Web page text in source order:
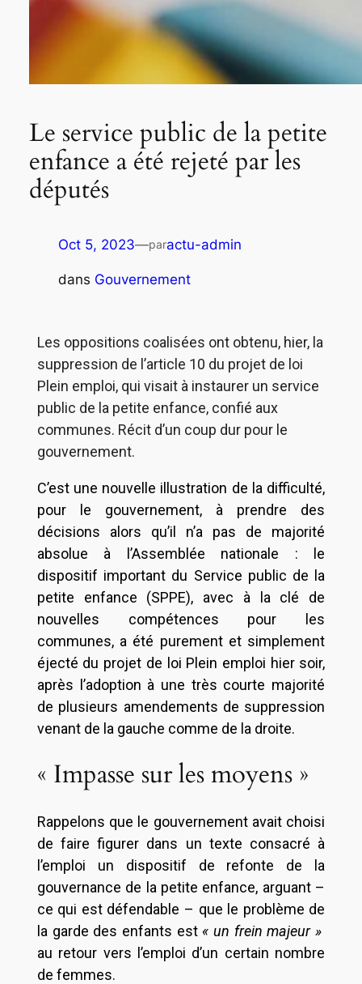
Le service public de la petite
enfance a été rejeté par les
députés
Oct 5, 2023—paractu-admin
dans Gouvernement
Les oppositions coalisées ont obtenu, hier, la
suppression de l’article 10 du projet de loi
Plein emploi, qui visait à instaurer un service
public de la petite enfance, confié aux
communes. Récit d’un coup dur pour le
gouvernement.
C’est une nouvelle illustration de la difficulté,
pour le gouvernement, à prendre des
décisions alors qu’il n’a pas de majorité
absolue à l’Assemblée nationale : le
dispositif important du Service public de la
petite enfance (SPPE), avec à la clé de
nouvelles compétences pour les
communes, a été purement et simplement
éjecté du projet de loi Plein emploi hier soir,
après l’adoption à une très courte majorité
de plusieurs amendements de suppression
venant de la gauche comme de la droite.
« Impasse sur les moyens »
Rappelons que le gouvernement avait choisi
de faire figurer dans un texte consacré à
l’emploi un dispositif de refonte de la
gouvernance de la petite enfance, arguant –
ce qui est défendable – que le problème de
la garde des enfants est « un frein majeur »
au retour vers l’emploi d’un certain nombre
de femmes.